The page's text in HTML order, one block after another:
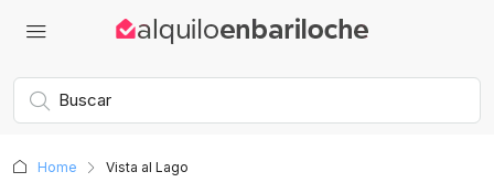
Home Vista al Lago